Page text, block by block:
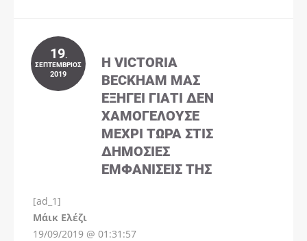
19.
ΣΕΠΤΈΜΒΡΙΟΣ
2019
Η VICTORIA
BECKHAM ΜΑΣ
ΕΞΗΓΕΊ ΓΙΑΤΊ ΔΕΝ
ΧΑΜΟΓΕΛΟΎΣΕ
ΜΈΧΡΙ ΤΏΡΑ ΣΤΙΣ
ΔΗΜΌΣΙΕΣ
ΕΜΦΑΝΊΣΕΙΣ ΤΗΣ
[ad_1]
Μάικ Ελέζι
19/09/2019 @ 01:31:57